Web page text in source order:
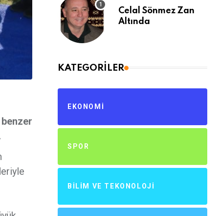
Celal Sönmez Zan
Altında
KATEGORILER
EKONOMI
SPOR
BILIM VE TEKONOLOJI